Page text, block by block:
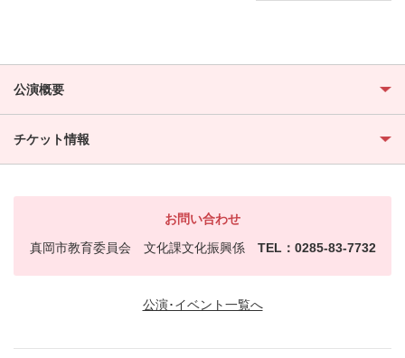
公演概要
チケット情報
お問い合わせ
真岡市教育委員会 文化課文化振興係 TEL：0285-83-7732
公演･イベント一覧へ